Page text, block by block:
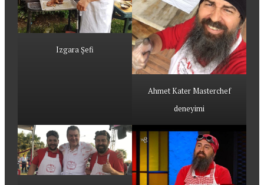
Izgara Şefi
Ahmet Kater Masterchef
deneyimi